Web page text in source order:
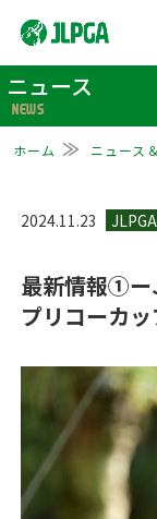
ニュース
NEWS
ホーム ニュース
2024.11.23
最新情報①ー
プリコーカ